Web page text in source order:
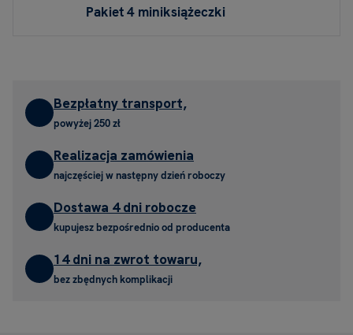
Pakiet 4 miniksiążeczki
Bezpłatny transport,
powyżej 250 zł
Realizacja zamówienia
najczęściej w następny dzień roboczy
Dostawa 4 dni robocze
kupujesz bezpośrednio od producenta
14 dni na zwrot towaru,
bez zbędnych komplikacji